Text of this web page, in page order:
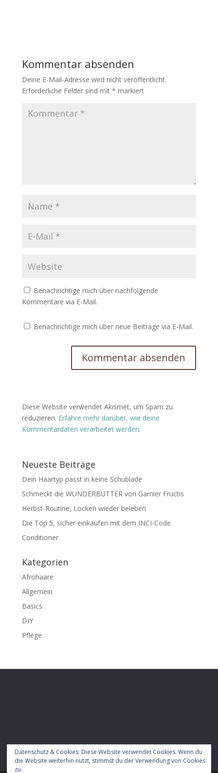
Kommentar absenden
Deine E-Mail-Adresse wird nicht veröffentlicht.
Erforderliche Felder sind mit * markiert
Benachrichtige mich über nachfolgende
Kommentare via E-Mail.
Benachrichtige mich über neue Beiträge via E-Mail.
Diese Website verwendet Akismet, um Spam zu
reduzieren. Erfahre mehr darüber, wie deine
Kommentardaten verarbeitet werden.
Neueste Beiträge
Dein Haartyp passt in keine Schublade
Schmeckt die WUNDERBUTTER von Garnier Fructis
Herbst-Routine, Locken wieder beleben
Die Top 5, sicher einkaufen mit dem INCI-Code
Conditioner
Kategorien
Afrohaare
Allgemein
Basics
DIY
Pflege
Datenschutz & Cookies: Diese Website verwendet Cookies. Wenn du
die Website weiterhin nutzt, stimmst du der Verwendung von Cookies
zu.